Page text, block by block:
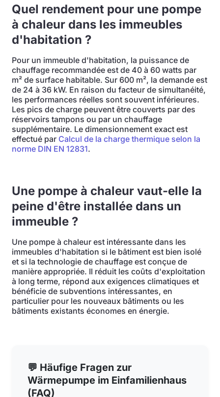
Quel rendement pour une pompe
à chaleur dans les immeubles
d'habitation ?
Pour un immeuble d'habitation, la puissance de
chauffage recommandée est de 40 à 60 watts par
m² de surface habitable. Sur 600 m², la demande est
de 24 à 36 kW. En raison du facteur de simultanéité,
les performances réelles sont souvent inférieures.
Les pics de charge peuvent être couverts par des
réservoirs tampons ou par un chauffage
supplémentaire. Le dimensionnement exact est
effectué par Calcul de la charge thermique selon la
norme DIN EN 12831.
Une pompe à chaleur vaut-elle la
peine d'être installée dans un
immeuble ?
Une pompe à chaleur est intéressante dans les
immeubles d'habitation si le bâtiment est bien isolé
et si la technologie de chauffage est conçue de
manière appropriée. Il réduit les coûts d'exploitation
à long terme, répond aux exigences climatiques et
bénéficie de subventions intéressantes, en
particulier pour les nouveaux bâtiments ou les
bâtiments existants économes en énergie.
💬 Häufige Fragen zur
Wärmepumpe im Einfamilienhaus
(FAQ)